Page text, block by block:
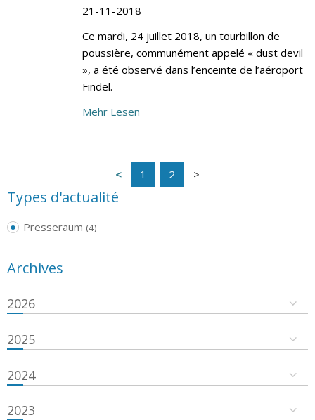
21-11-2018
Ce mardi, 24 juillet 2018, un tourbillon de
poussière, communément appelé « dust devil
», a été observé dans l’enceinte de l’aéroport
Findel.
Mehr Lesen
1 2
Types d'actualité
Presseraum (4)
Archives
2026
2025
2024
2023